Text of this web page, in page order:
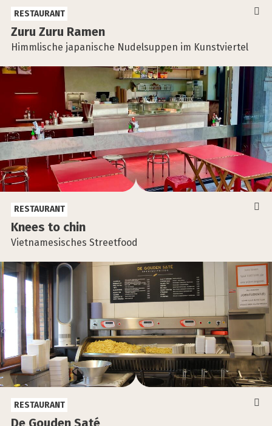
Zuru Zuru Ramen
Himmlische japanische Nudelsuppen im Kunstviertel
RESTAURANT
Kne­es to chin
Vietnamesisches Streetfood
RESTAURANT
De Gou­den Saté
RESTAURANT